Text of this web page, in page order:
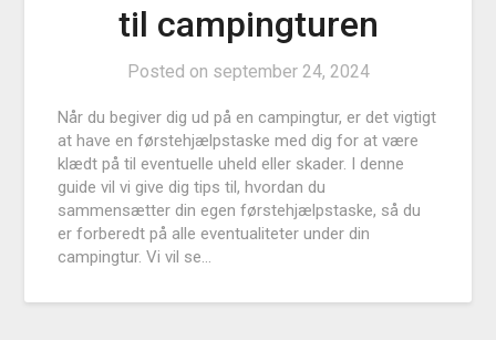
til campingturen
Posted on september 24, 2024
Når du begiver dig ud på en campingtur, er det vigtigt
at have en førstehjælpstaske med dig for at være
klædt på til eventuelle uheld eller skader. I denne
guide vil vi give dig tips til, hvordan du
sammensætter din egen førstehjælpstaske, så du
er forberedt på alle eventualiteter under din
campingtur. Vi vil se…